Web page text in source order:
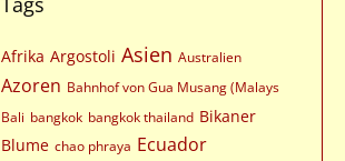
Afrika Argostoli Asien Australien
Azoren Bahnhof von Gua Musang (Malays
Bali bangkok bangkok thailand Bikaner
Blume chao phraya Ecuador